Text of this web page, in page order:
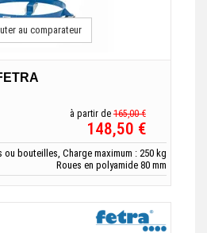
à partir de 165,00 €
148,50 €
bouteilles, Charge maximum : 250 kg
Roues en polyamide 80 mm
au comparateur